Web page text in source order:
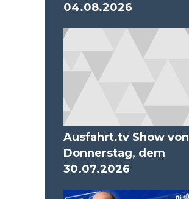
04.08.2026
Ausfahrt.tv Show von
Donnerstag, dem
30.07.2026